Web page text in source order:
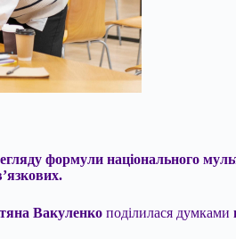
формули національного
Вакуленко поділилася думками